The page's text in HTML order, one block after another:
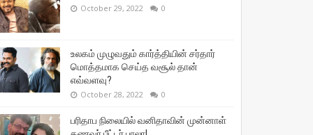
October 29, 2022 0
உலகம் முழுவதும் கார்த்தியின் சர்தார்
மொத்தமாக செய்த வசூல் தான்
எவ்வளவு?
October 28, 2022 0
பரிதாப நிலையில் வனிதாவின் முன்னாள்